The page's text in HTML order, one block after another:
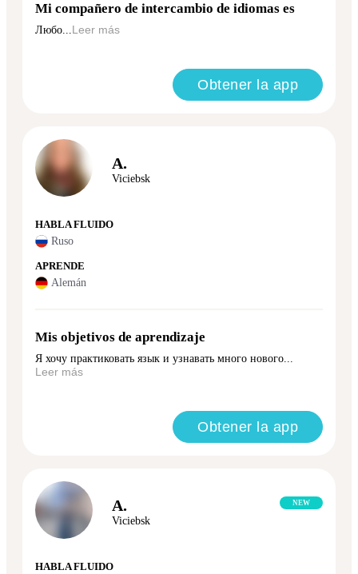
Mi compañero de intercambio de idiomas es
Любо...Leer más
Obtener la app
A.
Viciebsk
HABLA FLUIDO
Ruso
APRENDE
Alemán
Mis objetivos de aprendizaje
Я хочу практиковать язык и узнавать много нового...
Leer más
Obtener la app
A.
Viciebsk
NEW
HABLA FLUIDO